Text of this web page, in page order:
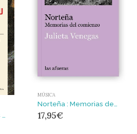
El estado de las cosas de Kortatu : Lucha, fiesta y guerra sucia
MÚSICA
17,95€